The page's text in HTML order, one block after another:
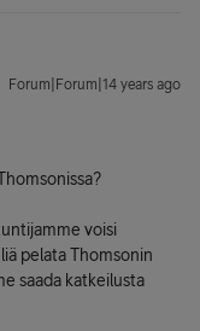
Forum|Forum|14 years ago
voisi
pelata Thomsonin
saada katkeilusta